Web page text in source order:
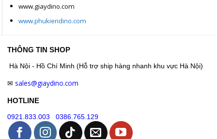
www.giaydino.com
www.phukiendino.com
THÔNG TIN SHOP
Hà Nội - Hồ Chí Minh (Hỗ trợ ship hàng nhanh khu vực Hà Nội)
✉ sales@giaydino.com
HOTLINE
0921.833.003 0386.765.129